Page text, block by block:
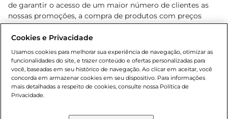
de garantir o acesso de um maior número de clientes as
nossas promoções, a compra de produtos com preços
promocionais poderá ter sua quantidade limitada por
cliente. Os preços, ofertas e condições são exclusivos para
o e-commerce e válidos durante o dia de hoje, podendo
sofrer alterações sem prévia notificação. Proibida a venda
de bebidas alcoólicas para menores de 18 anos, conforme
Lei n.º 8069/90, art. 81, inciso II (Estatuto da Criança e do
Adolescente). Preços e condições exclusivos para o
Cookies e Privacidade
Usamos cookies para melhorar sua experiência de navegação, otimizar as
funcionalidades do site, e trazer conteúdo e ofertas personalizadas para
você, baseadas em seu histórico de navegação. Ao clicar em aceitar, você
concorda em armazenar cookies em seu dispositivo. Para informações
mais detalhadas a respeito de cookies, consulte nossa Política de
Privacidade.